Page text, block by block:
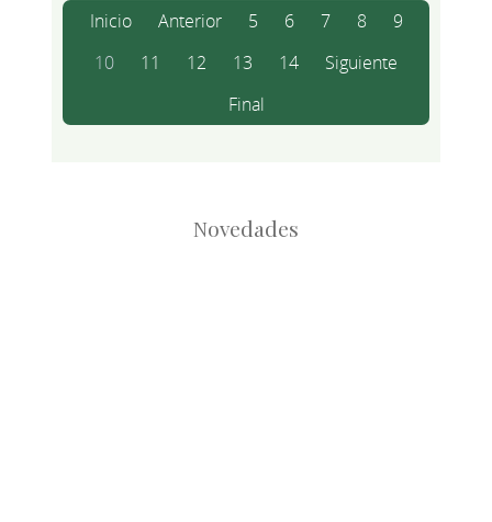
Inicio
Anterior 5 6 7 8
9
10
11 12 13 14
Siguiente
Final
Novedades